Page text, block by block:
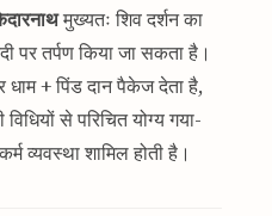
मुख्यतः शिव दर्शन का
पर तर्पण किया जा सकता है।
+ पिंड दान पैकेज देता है,
से परिचित योग्य गया-
व्यवस्था शामिल होती है।